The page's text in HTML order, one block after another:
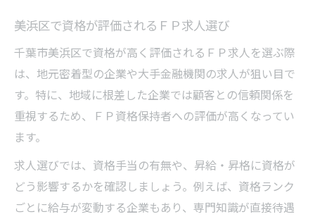
美浜区で資格が評価されるＦＰ求人選び
千葉市美浜区で資格が高く評価されるＦＰ求人を選ぶ際
は、地元密着型の企業や大手金融機関の求人が狙い目で
す。特に、地域に根差した企業では顧客との信頼関係を
重視するため、ＦＰ資格保持者への評価が高くなってい
ます。
求人選びでは、資格手当の有無や、昇給・昇格に資格が
どう影響するかを確認しましょう。例えば、資格ランク
ごとに給与が変動する企業もあり、専門知識が直接待遇